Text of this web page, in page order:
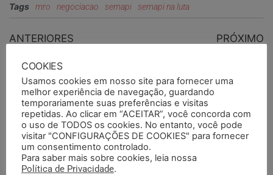
Tags mro negociacao semapi semapi na luta
ANTERIORES
colegas da FEPAM
decidem intensificar
medidas de pressão
sobre governo
PRÓXIMO
unidades
PESQUISAR
COOKIES
Usamos cookies em nosso site para fornecer uma
melhor experiência de navegação, guardando
temporariamente suas preferências e visitas
repetidas. Ao clicar em “ACEITAR”, você concorda com
o uso de TODOS os cookies. No entanto, você pode
visitar "CONFIGURAÇÕES DE COOKIES" para fornecer
um consentimento controlado.
Para saber mais sobre cookies, leia nossa
Política de Privacidade.